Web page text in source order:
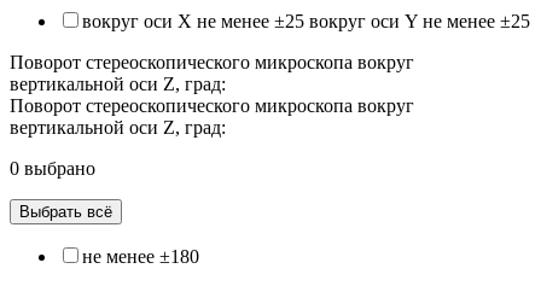
вокруг оси X не менее ±25 вокруг оси Y не менее ±25
Поворот стереоскопического микроскопа вокруг
вертикальной оси Z, град:
Поворот стереоскопического микроскопа вокруг
вертикальной оси Z, град:
0 выбрано
Выбрать всё
не менее ±180